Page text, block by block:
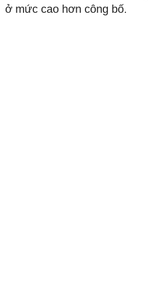
ở mức cao hơn công bố.